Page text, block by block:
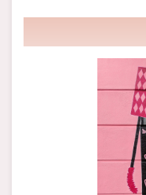
l’article